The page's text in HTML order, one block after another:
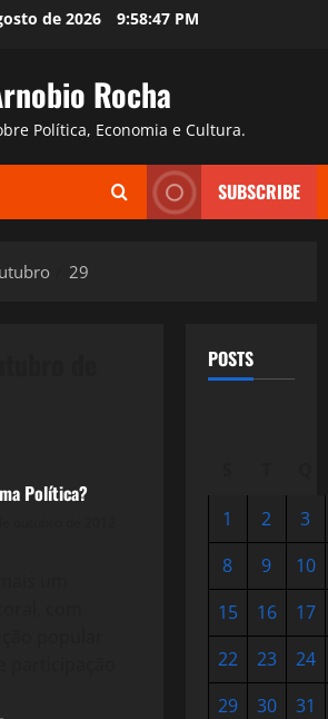
de 2026 9:58:48 PM
Rocha
Política, Economia e Cultura.
SUBSCRIBE
29
Política?
POSTS
1
2
3
8
9
10
15
16
17
22
23
24
29
30
31